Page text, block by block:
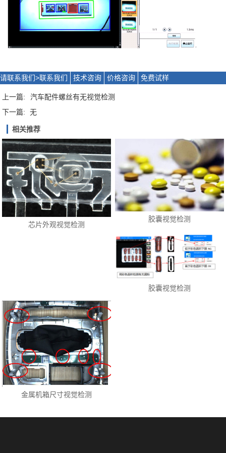
请联系我们>联系我们 技术咨询 价格咨询 免费试样
上一篇:
汽车配件螺丝有无视觉检测
下一篇:
无
相关推荐
芯片外观视觉检测
胶囊视觉检测
胶囊视觉检测
金属机箱尺寸视觉检测